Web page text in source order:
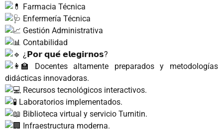
Farmacia Técnica
Enfermería Técnica
Gestión Administrativa
Contabilidad
¿𝗣𝗼𝗿 𝗾𝘂𝗲́ 𝗲𝗹𝗲𝗴𝗶𝗿𝗻𝗼𝘀?
Docentes altamente preparados y metodologías
didácticas innovadoras.
Recursos tecnológicos interactivos.
Laboratorios implementados.
Biblioteca virtual y servicio Turnitin.
Infraestructura moderna.